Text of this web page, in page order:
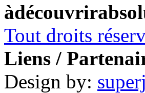
Tout droits
Liens /
Design by: